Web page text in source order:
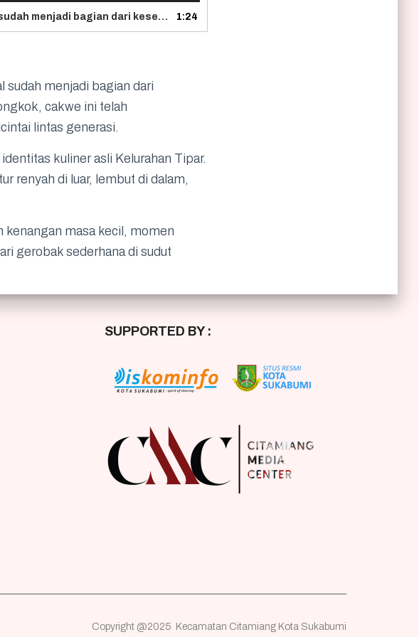
1. Sejak tahun 1966, aroma gurih dan hangatnya Cakwe Widal sudah menjadi bagian dari keseharian warga Sukabumi. Meski berasal dari kuliner Tiongkok, cakwe ini telah bertransformasi menjadi makanan khas Sukabumi yang dicintai lintas generasi. Kata Widal berarti Tipar, menjadikan Cakwe Widal sebagai identitas kuliner asli Kelurahan Tipar. Dibuat dengan resep turun-temurun, cakwe ini punya tekstur renyah di luar, lembut di dalam, dan rasa khas yang tak pernah berubah. Bagi warga, Cakwe Widal bukan sekadar camilan. Ia adalah kenangan masa kecil, momen kebersamaan, dan simbol rasa bangga akan karya lokal. Dari gerobak sederhana di sudut kampung, kini namanya dikenal hingga luar daerah. 1:24
sudah menjadi bagian dari
cakwe ini telah
lintas generasi.
kuliner asli Kelurahan Tipar.
renyah di luar, lembut di dalam,
kenangan masa kecil, momen
gerobak sederhana di sudut
SUPPORTED BY :
Copyright @2025 Kecamatan Citamiang Kota Sukabumi